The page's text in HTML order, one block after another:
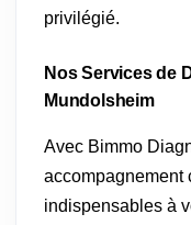
privilégié.
Nos Services de
Mundolsheim
Avec Bimmo
accompagnement
indispensables à